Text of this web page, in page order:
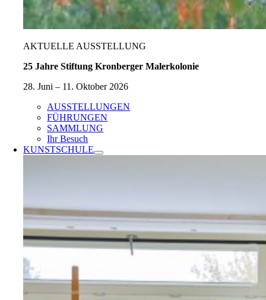
AKTUELLE AUSSTELLUNG
25 Jahre Stiftung Kronberger Malerkolonie
28. Juni – 11. Oktober 2026
AUSSTELLUNGEN
FÜHRUNGEN
SAMMLUNG
Ihr Besuch
KUNSTSCHULE